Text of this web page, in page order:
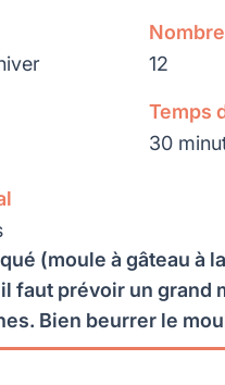
12
Temps
30
(moule à gâteau à
faut prévoir un grand
Bien beurrer le